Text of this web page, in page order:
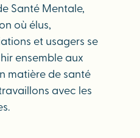
Santé Mentale,
où élus,
et usagers se
ensemble aux
matière de santé
avec les